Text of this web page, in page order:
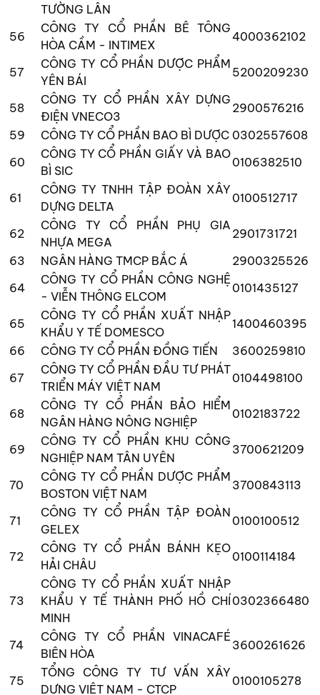
TƯỜNG LÂN
56
CÔNG TY CỔ PHẦN BÊ TÔNG
HÒA CẦM - INTIMEX
4000362102
57
CÔNG TY CỔ PHẦN DƯỢC PHẨM
YÊN BÁI
5200209230
58
CÔNG TY CỔ PHẦN XÂY DỰNG
ĐIỆN VNECO3
2900576216
59
CÔNG TY CỔ PHẦN BAO BÌ DƯỢC 0302557608
60
CÔNG TY CỔ PHẦN GIẤY VÀ BAO
BÌ SIC
0106382510
61
CÔNG TY TNHH TẬP ĐOÀN XÂY
DỰNG DELTA
0100512717
62
CÔNG TY CỔ PHẦN PHỤ GIA
NHỰA MEGA
2901731721
63
NGÂN HÀNG TMCP BẮC Á
2900325526
64
CÔNG TY CỔ PHẦN CÔNG NGHỆ
- VIỄN THÔNG ELCOM
0101435127
65
CÔNG TY CỔ PHẦN XUẤT NHẬP
KHẨU Y TẾ DOMESCO
1400460395
66
CÔNG TY CỔ PHẦN ĐỒNG TIẾN
3600259810
67
CÔNG TY CỔ PHẦN ĐẦU TƯ PHÁT
TRIỂN MÁY VIỆT NAM
0104498100
68
CÔNG TY CỔ PHẦN BẢO HIỂM
NGÂN HÀNG NÔNG NGHIỆP
0102183722
69
CÔNG TY CỔ PHẦN KHU CÔNG
NGHIỆP NAM TÂN UYÊN
3700621209
70
CÔNG TY CỔ PHẦN DƯỢC PHẨM
BOSTON VIỆT NAM
3700843113
71
CÔNG TY CỔ PHẦN TẬP ĐOÀN
GELEX
0100100512
72
CÔNG TY CỔ PHẦN BÁNH KẸO
HẢI CHÂU
0100114184
73
CÔNG TY CỔ PHẦN XUẤT NHẬP
KHẨU Y TẾ THÀNH PHỐ HỒ CHÍ
MINH
0302366480
74
CÔNG TY CỔ PHẦN VINACAFÉ
BIÊN HÒA
3600261626
75
TỔNG CÔNG TY TƯ VẤN XÂY
DỰNG VIỆT NAM - CTCP
0100105278